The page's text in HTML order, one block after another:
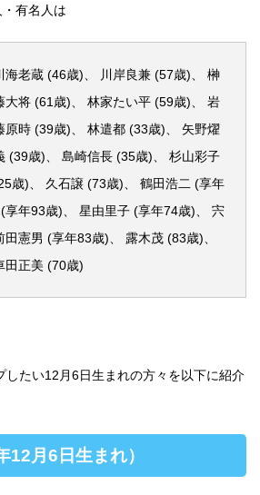
有名人は
海老蔵 (46歳)、 川岸良兼 (57歳)、 榊
大将 (61歳)、 林家たい平 (59歳)、 岩
原時 (39歳)、 林遣都 (33歳)、 矢野燿
(39歳)、 島崎信長 (35歳)、 杉山彩子
歳)、 久石譲 (73歳)、 鶴田浩二 (享年
享年93歳)、 星由里子 (享年74歳)、 宍
憲男 (享年83歳)、 露木茂 (83歳)、
田正美 (70歳)
したい12月6日生まれの方々を以下に紹介
12月6日生まれ）